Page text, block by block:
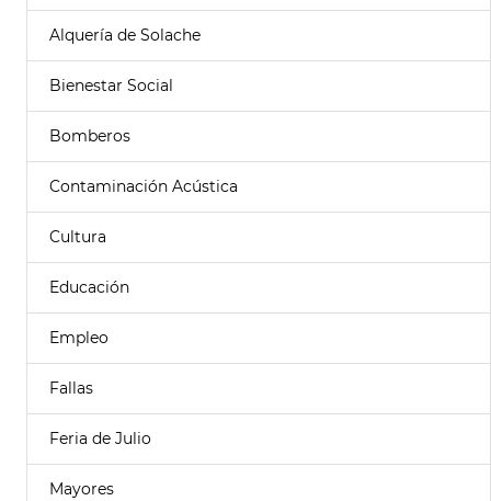
Alquería de Solache
Bienestar Social
Bomberos
Contaminación Acústica
Cultura
Educación
Empleo
Fallas
Feria de Julio
Mayores